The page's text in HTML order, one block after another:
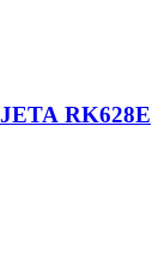
RK628E